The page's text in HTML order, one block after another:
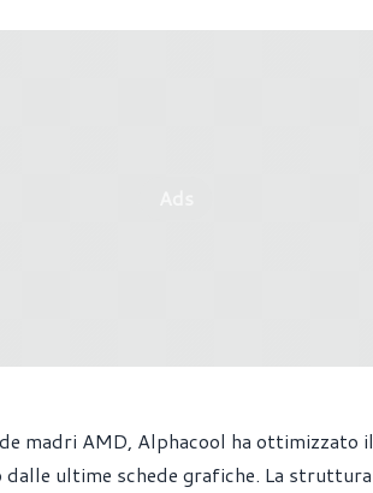
madri AMD, Alphacool ha ottimizzato
ultime schede grafiche. La